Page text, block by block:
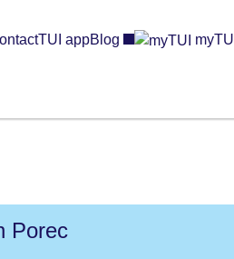
TUI appBlog myTUI
Porec